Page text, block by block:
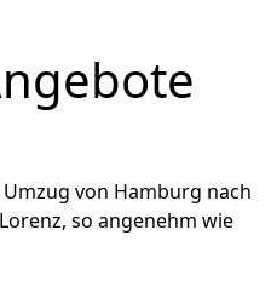
von Hamburg nach
so angenehm wie